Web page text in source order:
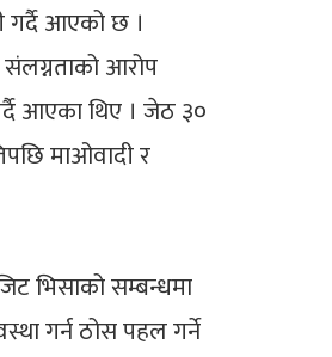
गर्दै आएको छ ।
आरोप
आएका थिए । जेठ ३०
माओवादी र
भिसाको सम्बन्धमा
गर्न ठोस पहल गर्ने